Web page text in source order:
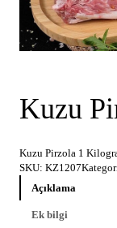
Kuzu
Kuzu Pirzola 1
SKU: KZ1207
Açıklama
Ek bilgi